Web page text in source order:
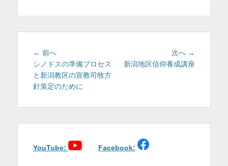
投
稿
ナ
ビ
シ
ン
← 前へ
の
投
稿:
シノドスの準備プロセス
と新潟教区の宣教司牧方
針策定のために
次へ →
新潟地区信仰養成講座
YouTube: Facebook: